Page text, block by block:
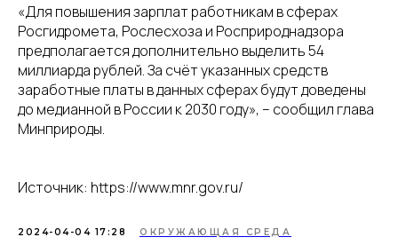
«Для повышения зарплат работникам в сферах
Росгидромета, Рослесхоза и Росприроднадзора
предполагается дополнительно выделить 54
миллиарда рублей. За счёт указанных средств
заработные платы в данных сферах будут доведены
до медианной в России к 2030 году», – сообщил глава
Минприроды.
Источник: https://www.mnr.gov.ru/
2024-04-04 17:28 ОКРУЖАЮЩАЯ СРЕДА
Разработка сайта - UNIPROMO